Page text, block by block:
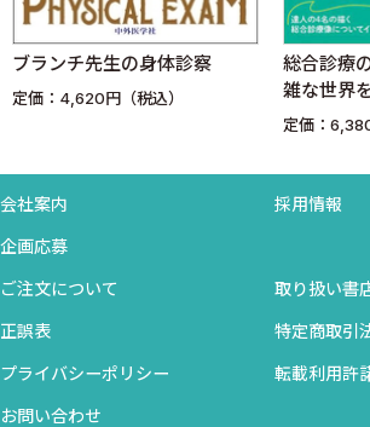
30 急性呼吸困難（心臓由来以外）
31 慢性呼吸困難（心臓由来以外）
33 Strep throat
35 急性の「発熱＋肩関節痛」
36 発熱＋頭痛（髄膜炎以外の感染症）
37 浮動性めまい
38 「ふらつき」の要因（内耳性や脳血管
40 回転性めまい（BPPV以外）
41 失神
42 寝汗
総合診療の地図帳 広大で複
雑な世界を迷わずつなぐため
会社案内 採用情報
企画応募
ご注文について 取り扱い書
正誤表 特定商取引
プライバシーポリシー 転載利用許
お問い合わせ